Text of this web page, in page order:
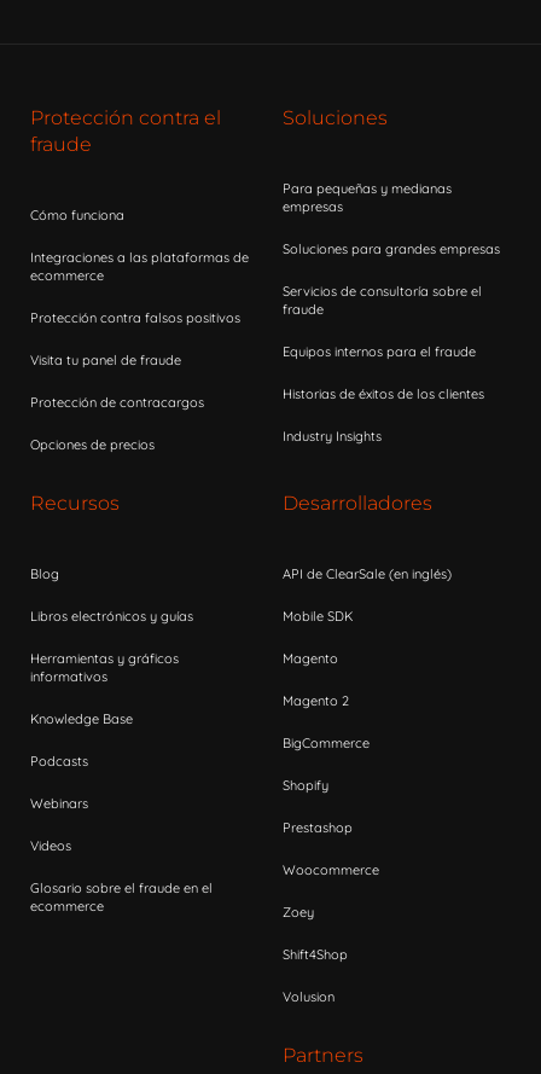
Protección contra el
fraude
Cómo funciona
Integraciones a las plataformas de
ecommerce
Protección contra falsos positivos
Visita tu panel de fraude
Protección de contracargos
Opciones de precios
Soluciones
Para pequeñas y medianas
empresas
Soluciones para grandes empresas
Servicios de consultoría sobre el
fraude
Equipos internos para el fraude
Historias de éxitos de los clientes
Industry Insights
Recursos
Blog
Libros electrónicos y guías
Herramientas y gráficos
informativos
Knowledge Base
Podcasts
Webinars
Videos
Glosario sobre el fraude en el
ecommerce
Desarrolladores
API de ClearSale (en inglés)
Mobile SDK
Magento
Magento 2
BigCommerce
Shopify
Prestashop
Woocommerce
Zoey
Shift4Shop
Volusion
Partners